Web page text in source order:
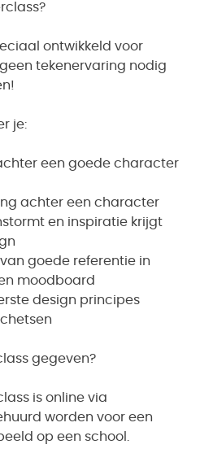
ontwikkeld voor
tekenervaring nodig
je:
een goede character
achter een character
en inspiratie krijgt
goede referentie in
moodboard
design principes
gegeven?
is online via
worden voor een
op een school.